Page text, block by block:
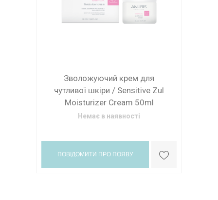
Зволожуючий крем для
чутливої ​​шкіри / Sensitive Zul
Moisturizer Cream 50ml
Немає в наявності
ПОВІДОМИТИ ПРО ПОЯВУ